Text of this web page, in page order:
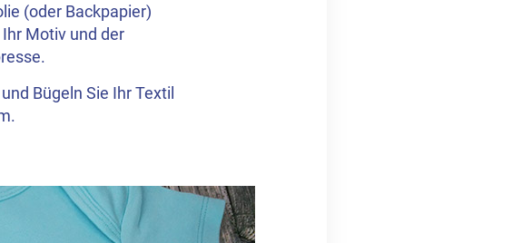
(oder Backpapier)
Motiv und der
Bügeln Sie Ihr Textil